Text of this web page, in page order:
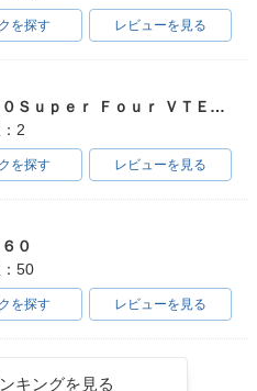
を探す レビューを見る
ＣＢ４００Ｓｕｐｅｒ Ｆｏｕｒ ＶＴＥＣ ＳＰＥＣ３
2
を探す レビューを見る
０
50
を探す レビューを見る
キングを見る